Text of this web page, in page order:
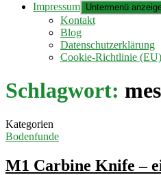
Impressum Untermenü
Kontakt
Blog
Datenschutzerklärung
Cookie-Richtlinie (EU)
Schlagwort:
Kategorien
Bodenfunde
M1 Carbine Knife –